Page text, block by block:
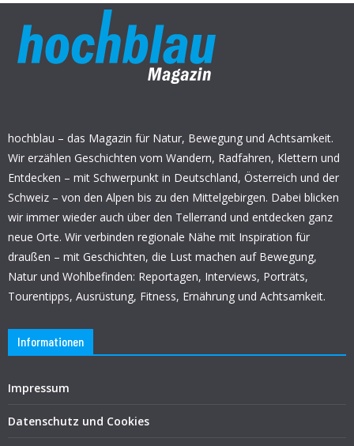
hochblau – das Magazin für Natur, Bewegung und Achtsamkeit.
Wir erzählen Geschichten vom Wandern, Radfahren, Klettern und
Entdecken – mit Schwerpunkt in Deutschland, Österreich und der
Schweiz – von den Alpen bis zu den Mittelgebirgen. Dabei blicken
wir immer wieder auch über den Tellerrand und entdecken ganz
neue Orte. Wir verbinden regionale Nähe mit Inspiration für
draußen – mit Geschichten, die Lust machen auf Bewegung,
Natur und Wohlbefinden: Reportagen, Interviews, Porträts,
Tourentipps, Ausrüstung, Fitness, Ernährung und Achtsamkeit.
Informationen
Impressum
Datenschutz und Cookies